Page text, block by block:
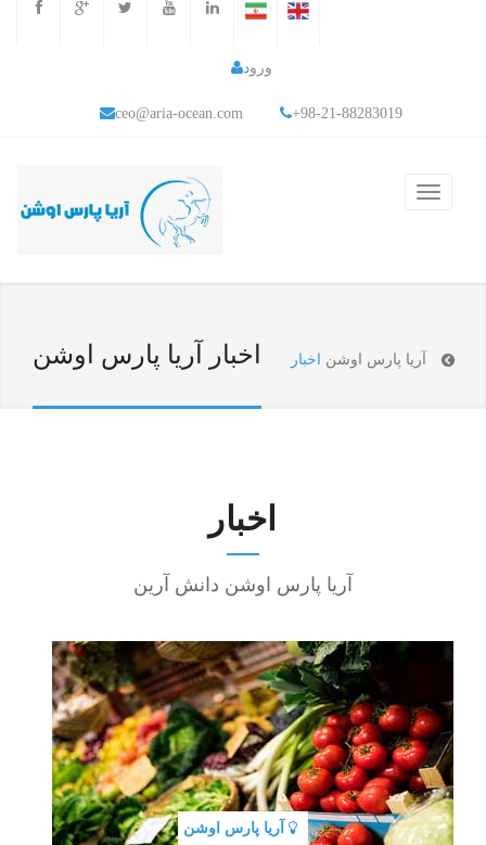
ورود
ceo@aria-ocean.com +98-21-88283019
اخبار آریا پارس اوشن اخبار آریا پارس اوشن
اخبار
آریا پارس اوشن دانش آرین
آریا پارس اوشن